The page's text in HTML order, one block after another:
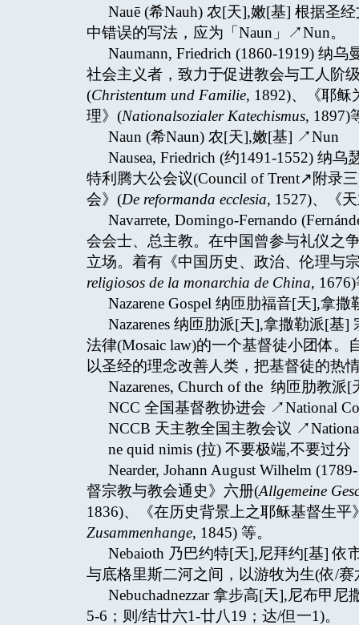
Nauē (希Nauh) 农[天],嫩[基] 根据圣
中错误的写法，应为「Naun」↗Nun。
Naumann, Friedrich (1860-1919) 纳
社会主义者，致力于促进教会与工人阶
(Christentum und Familie, 1892)、《耶稣
理》(Nationalsozialer Katechismus, 1897)
Naun (希Naun) 农[天],嫩[基] ↗Nun
Nausea, Friedrich (约1491-1552) 纳
特利腾大公会议(Council of Trent↗附录
会》(De reformanda ecclesia, 1527)、《
Navarrete, Domingo-Fernando
会会士、总主教。在中国曾参与礼仪之
立场。着有《中国历史、政治、伦理与
religiosos de la monarchia de China,
Nazarene Gospel 纳匝肋福音[天],拿
Nazarenes 纳匝肋派[天],拿撒勒派[
法律(Mosaic law)的一个基督徒小团体
以圣经的理念改善人类，把基督徒的热
Nazarenes, Church of the 纳匝肋教
NCC 全国基督教协进会 ↗National
NCCB 天主教全国主教会议
ne quid nimis (拉) 不要极端,不要过分
Nearder, Johann August Wilhelm
督宗教与教会通史》六册(Allgemeine
1836)、《在历史背景上之耶稣基督生平
Zusammenhange, 1845) 等。
Nebaioth 乃巴约特[天],尼拜约[基] 依
与底格里斯二河之间，以游牧为生(依/赛
Nebuchadnezzar 拿步高[天],尼布甲
5-6；则/结廿六1-廿八19；达/但一1)。